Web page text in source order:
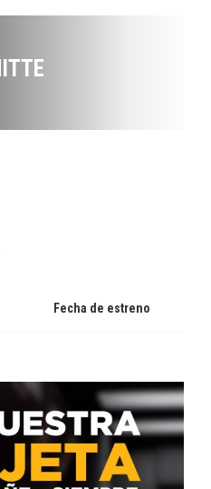
Fecha de estreno